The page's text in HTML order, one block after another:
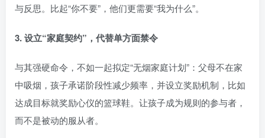
与反思。比起“你不要”，他们更需要“我为什么”。
3. 设立“家庭契约”，代替单方面禁令
与其强硬命令，不如一起拟定“无烟家庭计划”：父母不在家
中吸烟，孩子承诺阶段性减少频率，并设立奖励机制，比如
达成目标就奖励心仪的篮球鞋。让孩子成为规则的参与者，
而不是被动的服从者。